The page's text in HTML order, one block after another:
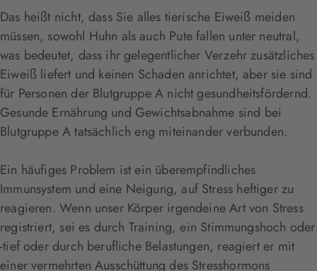
Das heißt nicht, dass Sie alles tierische Eiweiß meiden
müssen, sowohl Huhn als auch Pute fallen unter neutral,
was bedeutet, dass ihr gelegentlicher Verzehr zusätzliches
Eiweiß liefert und keinen Schaden anrichtet, aber sie sind
für Personen der Blutgruppe A nicht gesundheitsfördernd.
Gesunde Ernährung und Gewichtsabnahme sind bei
Blutgruppe A tatsächlich eng miteinander verbunden.
Ein häufiges Problem ist ein überempfindliches
Immunsystem und eine Neigung, auf Stress heftiger zu
reagieren. Wenn unser Körper irgendeine Art von Stress
registriert, sei es durch Training, ein Stimmungshoch oder
-tief oder durch berufliche Belastungen, reagiert er mit
einer vermehrten Ausschüttung des Stresshormons